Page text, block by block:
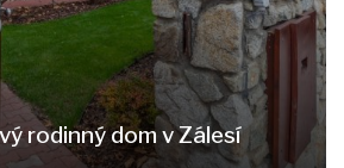
rodinný dom v Zálesí